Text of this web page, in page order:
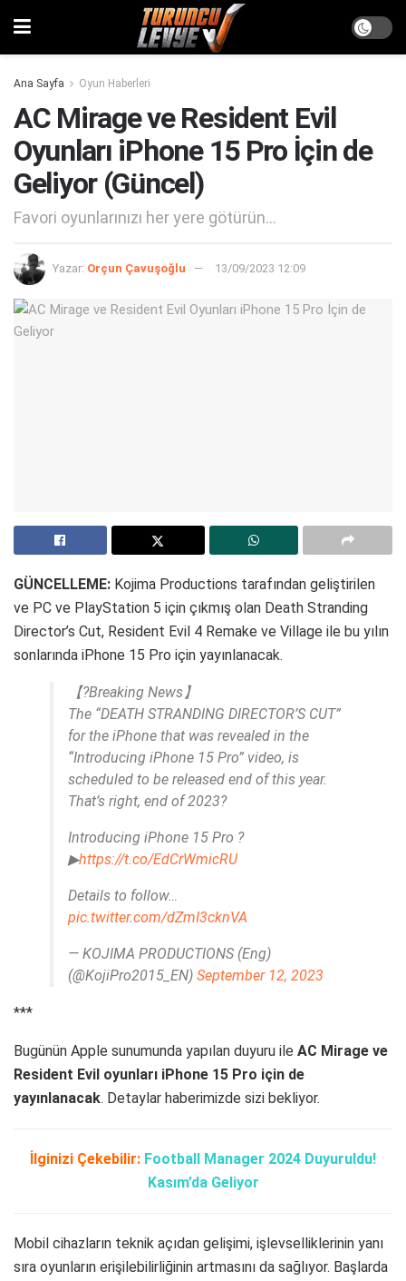
Ana Sayfa Oyun Haberleri
AC Mirage ve Resident Evil
Oyunları iPhone 15 Pro İçin de
Geliyor (Güncel)
Favori oyunlarınızı her yere götürün...
Yazar: Orçun Çavuşoğlu 13/09/2023 12:09
GÜNCELLEME: Kojima Productions tarafından geliştirilen
ve PC ve PlayStation 5 için çıkmış olan Death Stranding
Director’s Cut, Resident Evil 4 Remake ve Village ile bu yılın
sonlarında iPhone 15 Pro için yayınlanacak.
【?Breaking News】
The “DEATH STRANDING DIRECTOR’S CUT”
for the iPhone that was revealed in the
“Introducing iPhone 15 Pro” video, is
scheduled to be released end of this year.
That’s right, end of 2023?
Introducing iPhone 15 Pro ?
▶https://t.co/EdCrWmicRU
Details to follow…
pic.twitter.com/dZmI3cknVA
— KOJIMA PRODUCTIONS (Eng)
(@KojiPro2015_EN) September 12, 2023
***
Bugünün Apple sunumunda yapılan duyuru ile AC Mirage ve
Resident Evil oyunları iPhone 15 Pro için de
yayınlanacak. Detaylar haberimizde sizi bekliyor.
İlginizi Çekebilir: Football Manager 2024 Duyuruldu!
Kasım’da Geliyor
Mobil cihazların teknik açıdan gelişimi, işlevselliklerinin yanı
sıra oyunların erişilebilirliğinin artmasını da sağlıyor. Başlarda